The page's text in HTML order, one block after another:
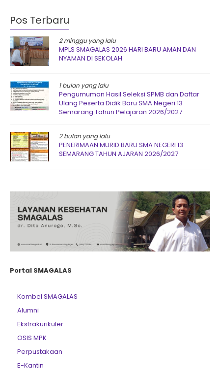
Pos Terbaru
2 minggu yang lalu
MPLS SMAGALAS 2026 HARI BARU AMAN DAN
NYAMAN DI SEKOLAH
1 bulan yang lalu
Pengumuman Hasil Seleksi SPMB dan Daftar
Ulang Peserta Didik Baru SMA Negeri 13
Semarang Tahun Pelajaran 2026/2027
2 bulan yang lalu
PENERIMAAN MURID BARU SMA NEGERI 13
SEMARANG TAHUN AJARAN 2026/2027
Portal SMAGALAS
Kombel SMAGALAS
Alumni
Ekstrakurikuler
OSIS MPK
Perpustakaan
E-Kantin